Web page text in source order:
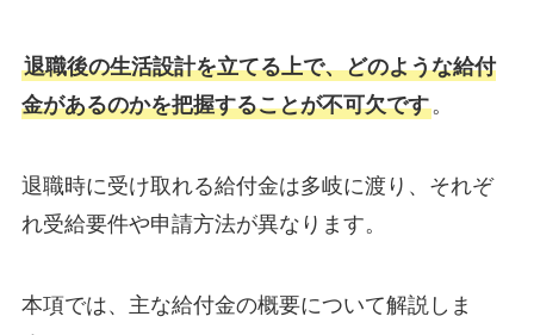
退職後の生活設計を立てる上で、どのような給付
金があるのかを把握することが不可欠です。
退職時に受け取れる給付金は多岐に渡り、それぞ
れ受給要件や申請方法が異なります。
本項では、主な給付金の概要について解説しま